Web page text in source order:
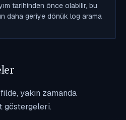
tarihinden önce olabilir, bu
daha geriye dönük log arama
yakın zamanda
göstergeleri.